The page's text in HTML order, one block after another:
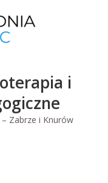
i
– Zabrze i Knurów